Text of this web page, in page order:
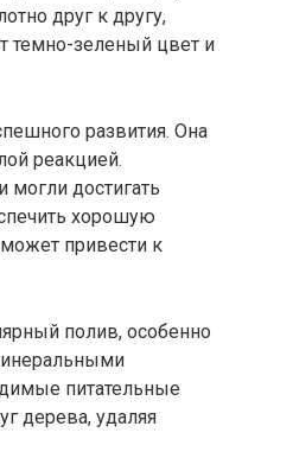
друг к другу,
темно-зеленый цвет и
развития. Она
реакцией.
достигать
хорошую
привести к
полив, особенно
питательные
дерева, удаляя